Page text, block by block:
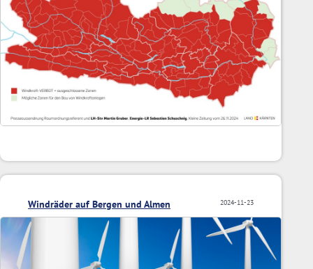
2024-11-23
Windräder auf Bergen und Almen